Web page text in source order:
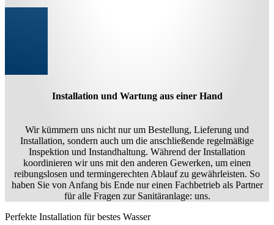
Installation und Wartung aus einer Hand
Wir kümmern uns nicht nur um Bestellung, Lieferung und
Installation, sondern auch um die anschließende regelmäßige
Inspektion und Instandhaltung. Während der Installation
koordinieren wir uns mit den anderen Gewerken, um einen
reibungslosen und termingerechten Ablauf zu gewährleisten. So
haben Sie von Anfang bis Ende nur einen Fachbetrieb als Partner
für alle Fragen zur Sanitäranlage: uns.
Perfekte Installation für bestes Wasser